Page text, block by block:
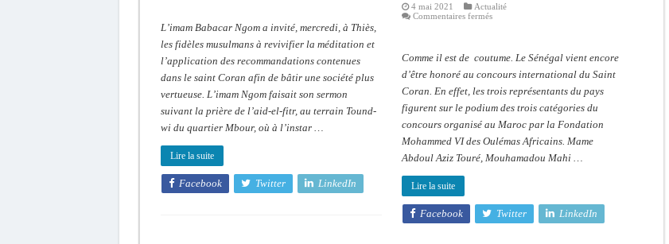
imam
appelle
à
L’imam Babacar Ngom a invité, mercredi, à Thiès,
les fidèles musulmans à revivifier la méditation et
l’application des recommandations contenues
dans le saint Coran afin de bâtir une société plus
vertueuse. L’imam Ngom faisait son sermon
suivant la prière de l’aid-el-fitr, au terrain Tound-
wi du quartier Mbour, où à l’instar …
Lire la suite
Facebook Twitter LinkedIn
4 mai 2021
Actualité
Commentaires ferméssur
mémorisation
du
Coran:
Sénégal
tous
les
prix
Comme il est de coutume. Le Sénégal vient encore
d’être honoré au concours international du Saint
Coran. En effet, les trois représentants du pays
figurent sur le podium des trois catégories du
concours organisé au Maroc par la Fondation
Mohammed VI des Oulémas Africains. Mame
Abdoul Aziz Touré, Mouhamadou Mahi …
Lire la suite
Facebook Twitter LinkedIn